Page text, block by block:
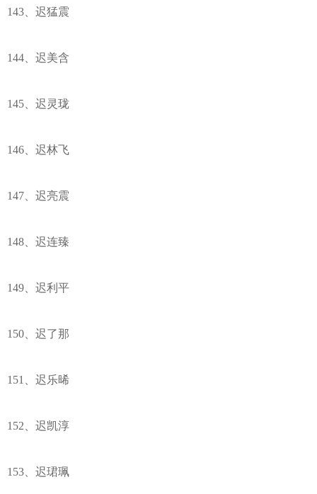
143、迟猛震
144、迟美含
145、迟灵珑
146、迟林飞
147、迟亮震
148、迟连臻
149、迟利平
150、迟了那
151、迟乐晞
152、迟凯淳
153、迟珺珮